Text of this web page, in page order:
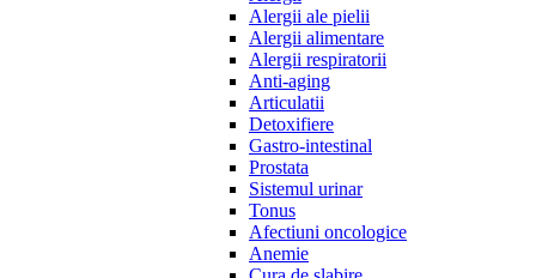
Alergii ale pielii
Alergii alimentare
Alergii respiratorii
Anti-aging
Articulatii
Detoxifiere
Gastro-intestinal
Prostata
Sistemul urinar
Tonus
Afectiuni oncologice
Anemie